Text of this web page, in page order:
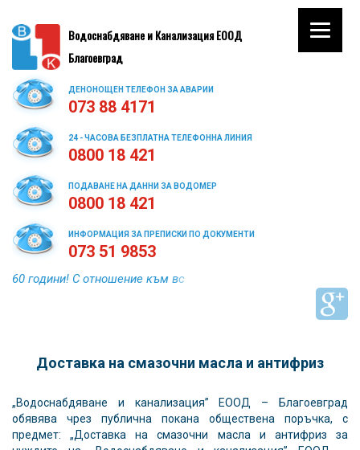
Водоснабдяване и Канализация ЕООД
Благоевград
ДЕНОНОЩЕН ТЕЛЕФОН ЗА АВАРИИ
073 88 4171
24 - ЧАСОВА БЕЗПЛАТНА ТЕЛЕФОННА ЛИНИЯ
0800 18 421
ПОДАВАНЕ НА ДАННИ ЗА ВОДОМЕР
0800 18 421
ИНФОРМАЦИЯ ЗА ПРЕПИСКИ ПО ДОКУМЕНТИ
073 51 9853
Доставка на смазочни масла и антифриз
„Водоснабдяване и канализация” ЕООД – Благоевград
обявява чрез публична покана обществена поръчка, с
предмет: „Доставка на смазочни масла и антифриз за